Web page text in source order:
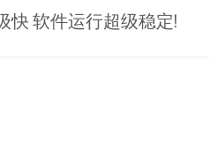
软件运行超级稳定!